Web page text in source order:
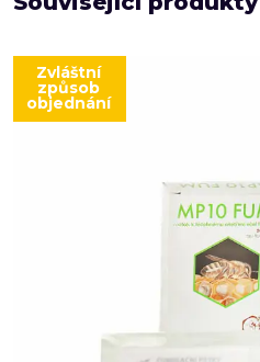
Zvláštní
způsob
objednání